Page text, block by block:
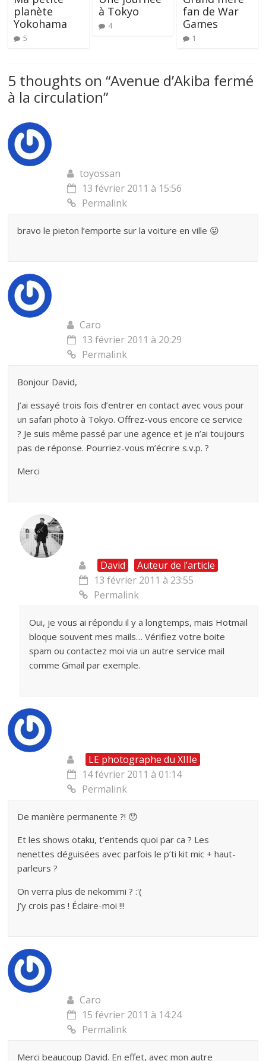
planète
Yokohama
5
à Tokyo
4
fan de War
Games
1
5 thoughts on “Avenue d’Akiba fermé
à la circulation”
toyossan
13 février 2011 à 15:56
Permalink
bravo le pieton l’emporte sur la voiture en ville 😛
Caro
13 février 2011 à 20:29
Permalink
Bonjour David,
J’ai essayé trois fois d’entrer en contact avec vous pour
un safari photo à Tokyo. Offrez-vous encore ce service
? Je suis même passé par une agence et je n’ai toujours
pas de réponse. Pourriez-vous m’écrire s.v.p. ?
Merci
David
Auteur de l’article
13 février 2011 à 23:55
Permalink
Oui, je vous ai répondu il y a longtemps, mais Hotmail
bloque souvent mes mails… Vérifiez votre boite
spam ou contactez moi via un autre service mail
comme Gmail par exemple.
LE photographe du XIIIe
14 février 2011 à 01:14
Permalink
De manière permanente ?! 😯
Et les shows otaku, t’entends quoi par ca ? Les
nenettes déguisées avec parfois le p’ti kit mic + haut-
parleurs ?
On verra plus de nekomimi ? :'(
J’y crois pas ! Éclaire-moi !!!
Caro
15 février 2011 à 14:24
Permalink
Merci beaucoup David. En effet, avec mon autre